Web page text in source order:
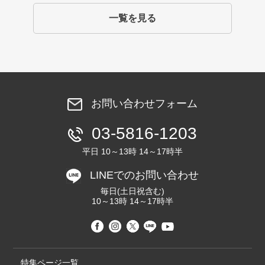
一覧を見る
お問い合わせフォーム
03-5816-1203
平日 10～13時 14～17時半
LINEでのお問い合わせ
毎日(土日祝含む)
10～13時 14～17時半
特集ページ一覧